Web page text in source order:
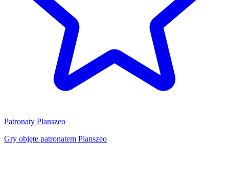
Patronaty Planszeo
Gry objęte patronatem Planszeo